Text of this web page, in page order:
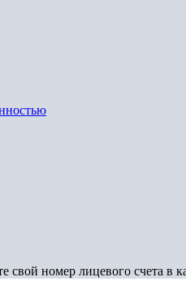
свой номер лицевого счета в